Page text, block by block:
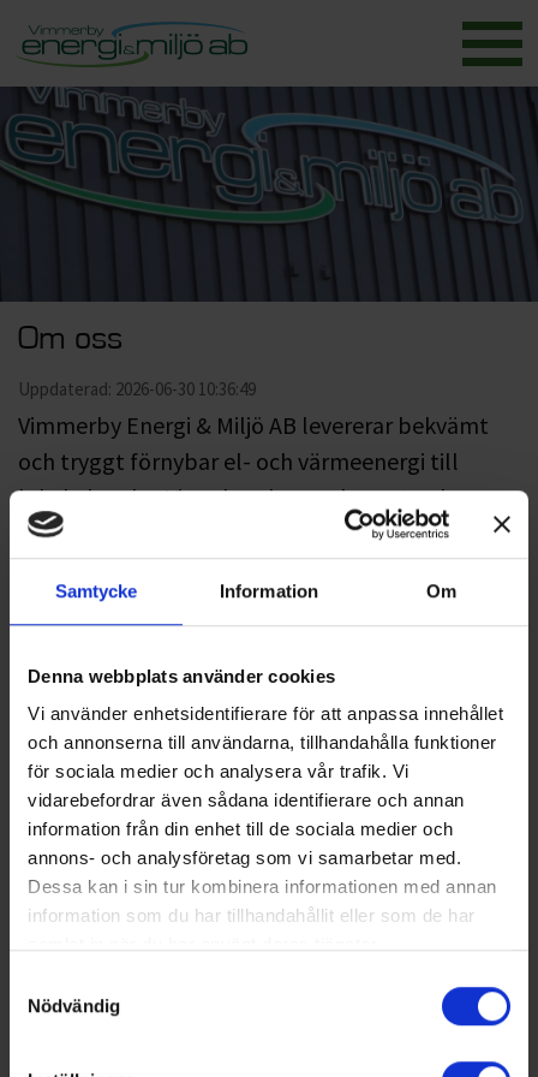
Samtycke Information Om
Denna webbplats använder cookies
Vi använder enhetsidentifierare för att anpassa innehållet
och annonserna till användarna, tillhandahålla funktioner
för sociala medier och analysera vår trafik. Vi
vidarebefordrar även sådana identifierare och annan
information från din enhet till de sociala medier och
annons- och analysföretag som vi samarbetar med.
Dessa kan i sin tur kombinera informationen med annan
information som du har tillhandahållit eller som de har
Nödvändig
Om oss
Uppdaterad: 2026-06-30 10:36:49
Vimmerby Energi & Miljö AB levererar bekvämt
och tryggt förnybar el- och värmeenergi till
lokala kunder. Vi tar hand om avloppet och
avfallet och levererar vårt viktigaste livsmedel –
mot miljön och stor tillgänglighet är vårt mål att
självklara valet för kunden.
Vi bedriver verksamheten framförallt i Vimmerby
kommun. Vimmerby Energi & Miljö AB ägs ytterst
av Vimmerby kommun, dvs. kommuninvånarna.
Vimmerby Energi & Miljö AB, Vimmerby Energi
Nät AB och Vimmerby Energiförsäljning AB är
certifierade enligt både ISO14001 och ISO9001.
Årsredovisning för Vimmerby Energi & Miljö AB